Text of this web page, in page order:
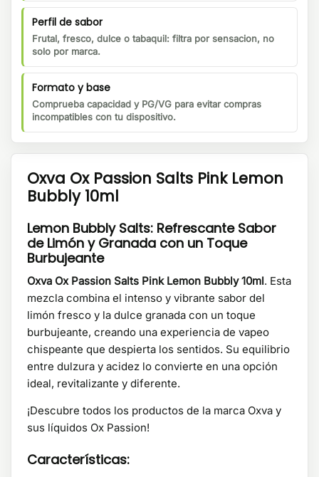
Perfil de sabor
Frutal, fresco, dulce o tabaquil: filtra por sensacion, no
solo por marca.
Formato y base
Comprueba capacidad y PG/VG para evitar compras
incompatibles con tu dispositivo.
Oxva Ox Passion Salts Pink Lemon
Bubbly 10ml
Lemon Bubbly Salts: Refrescante Sabor
de Limón y Granada con un Toque
Burbujeante
Oxva Ox Passion Salts Pink Lemon Bubbly 10ml. Esta
mezcla combina el intenso y vibrante sabor del
limón fresco y la dulce granada con un toque
burbujeante, creando una experiencia de vapeo
chispeante que despierta los sentidos. Su equilibrio
entre dulzura y acidez lo convierte en una opción
ideal, revitalizante y diferente.
¡Descubre todos los productos de la marca Oxva y
sus líquidos Ox Passion!
Características: